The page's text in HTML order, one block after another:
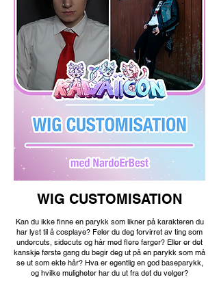
WIG CUSTOMISATION
Kan du ikke finne en parykk som likner på karakteren du
har lyst til å cosplaye? Føler du deg forvirret av ting som
undercuts, sidecuts og hår med flere farger? Eller er det
kanskje første gang du begir deg ut på en parykk som må
se ut som ekte hår? Hva er egentlig en god baseparykk,
og hvilke muligheter har du ut fra det du velger?